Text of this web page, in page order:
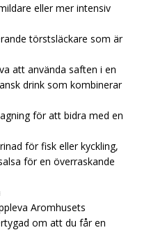
eller mer intensiv
törstsläckare som är
att använda saften i en
drink som kombinerar
för att bidra med en
för fisk eller kyckling,
för en överraskande
Aromhusets
om att du får en